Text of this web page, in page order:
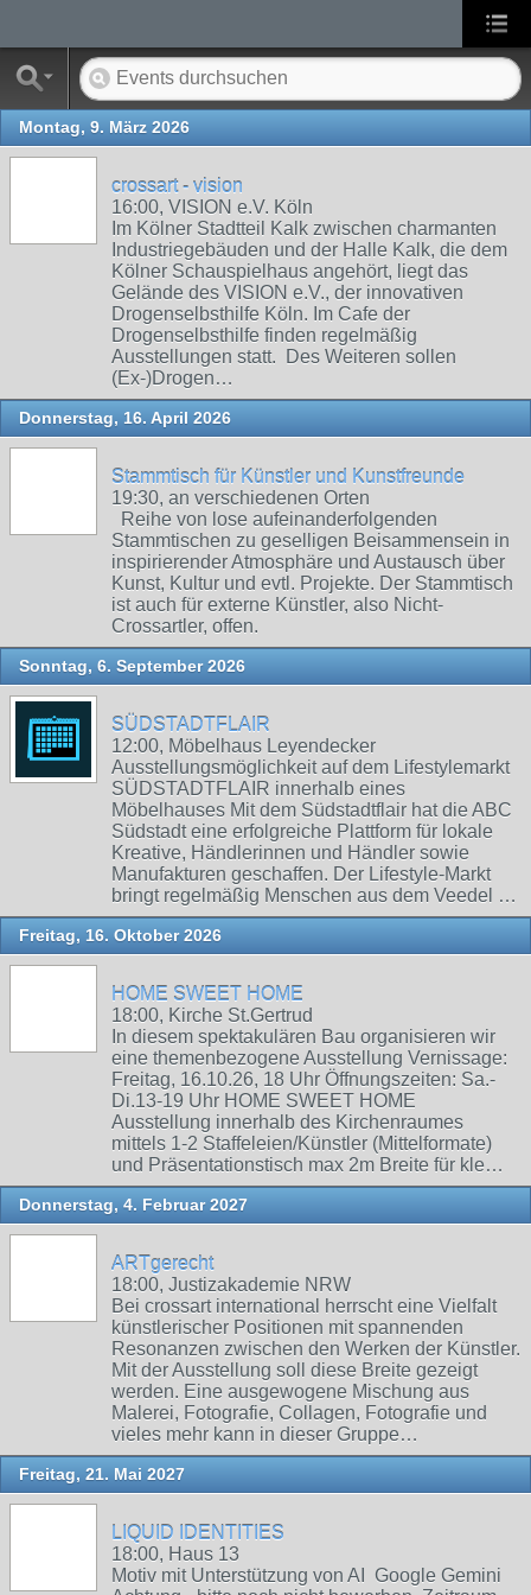
Montag, 9. März 2026
crossart - vision
16:00, VISION e.V. Köln
Im Kölner Stadtteil Kalk zwischen charmanten
Industriegebäuden und der Halle Kalk, die dem
Kölner Schauspielhaus angehört, liegt das
Gelände des VISION e.V., der innovativen
Drogenselbsthilfe Köln. Im Cafe der
Drogenselbsthilfe finden regelmäßig
Ausstellungen statt. Des Weiteren sollen
(Ex-)Drogen…
Donnerstag, 16. April 2026
Stammtisch für Künstler und Kunstfreunde
19:30, an verschiedenen Orten
Reihe von lose aufeinanderfolgenden
Stammtischen zu geselligen Beisammensein in
inspirierender Atmosphäre und Austausch über
Kunst, Kultur und evtl. Projekte. Der Stammtisch
ist auch für externe Künstler, also Nicht-
Crossartler, offen.
Sonntag, 6. September 2026
SÜDSTADTFLAIR
12:00, Möbelhaus Leyendecker
Ausstellungsmöglichkeit auf dem Lifestylemarkt
SÜDSTADTFLAIR innerhalb eines
Möbelhauses Mit dem Südstadtflair hat die ABC
Südstadt eine erfolgreiche Plattform für lokale
Kreative, Händlerinnen und Händler sowie
Manufakturen geschaffen. Der Lifestyle-Markt
bringt regelmäßig Menschen aus dem Veedel …
Freitag, 16. Oktober 2026
HOME SWEET HOME
18:00, Kirche St.Gertrud
In diesem spektakulären Bau organisieren wir
eine themenbezogene Ausstellung Vernissage:
Freitag, 16.10.26, 18 Uhr Öffnungszeiten: Sa.-
Di.13-19 Uhr HOME SWEET HOME
Ausstellung innerhalb des Kirchenraumes
mittels 1-2 Staffeleien/Künstler (Mittelformate)
und Präsentationstisch max 2m Breite für kle…
Donnerstag, 4. Februar 2027
ARTgerecht
18:00, Justizakademie NRW
Bei crossart international herrscht eine Vielfalt
künstlerischer Positionen mit spannenden
Resonanzen zwischen den Werken der Künstler.
Mit der Ausstellung soll diese Breite gezeigt
werden. Eine ausgewogene Mischung aus
Malerei, Fotografie, Collagen, Fotografie und
vieles mehr kann in dieser Gruppe…
Freitag, 21. Mai 2027
LIQUID IDENTITIES
18:00, Haus 13
Motiv mit Unterstützung von AI Google Gemini